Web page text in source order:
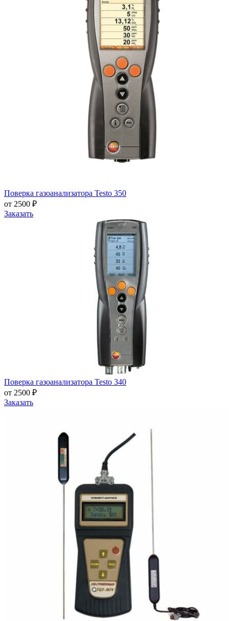
Поверка газоанализатора Testo 350
от 2500 ₽
Заказать
Поверка газоанализатора Testo 340
от 2500 ₽
Заказать